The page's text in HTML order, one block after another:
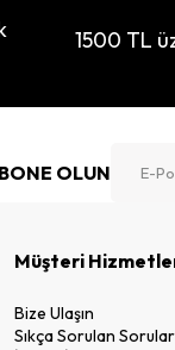
1500 TL
OLUN
Müşteri
Bize Ulaşın
Sıkça Sorulan Sorular